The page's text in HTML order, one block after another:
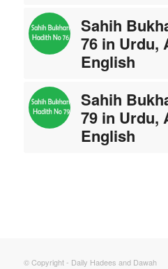
Sahih
76 in Urdu,
English
Sahih
79 in Urdu,
English
© Copyright - Daily Hadees and Dawah